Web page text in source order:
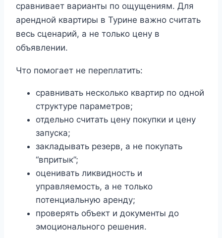
сравнивает варианты по ощущениям. Для
арендной квартиры в Турине важно считать
весь сценарий, а не только цену в
объявлении.
Что помогает не переплатить:
сравнивать несколько квартир по одной
структуре параметров;
отдельно считать цену покупки и цену
запуска;
закладывать резерв, а не покупать
“впритык”;
оценивать ликвидность и
управляемость, а не только
потенциальную аренду;
проверять объект и документы до
эмоционального решения.